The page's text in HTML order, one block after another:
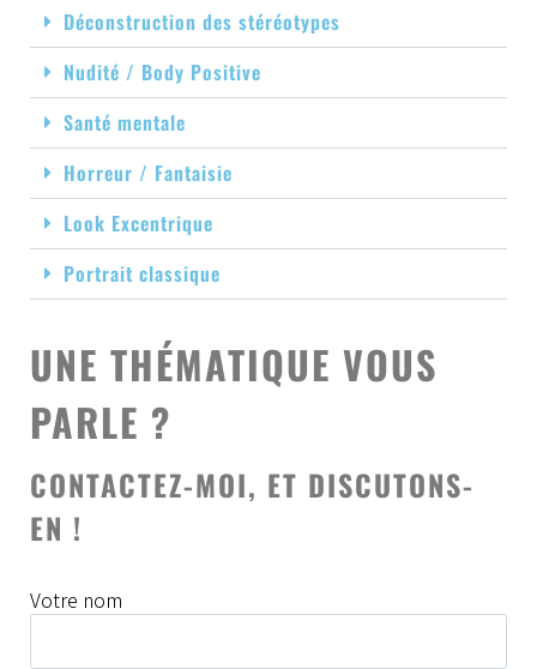
Déconstruction des stéréotypes
Nudité / Body Positive
Santé mentale
Horreur / Fantaisie
Look Excentrique
Portrait classique
UNE THÉMATIQUE VOUS
PARLE ?
CONTACTEZ-MOI, ET DISCUTONS-
EN !
Votre nom